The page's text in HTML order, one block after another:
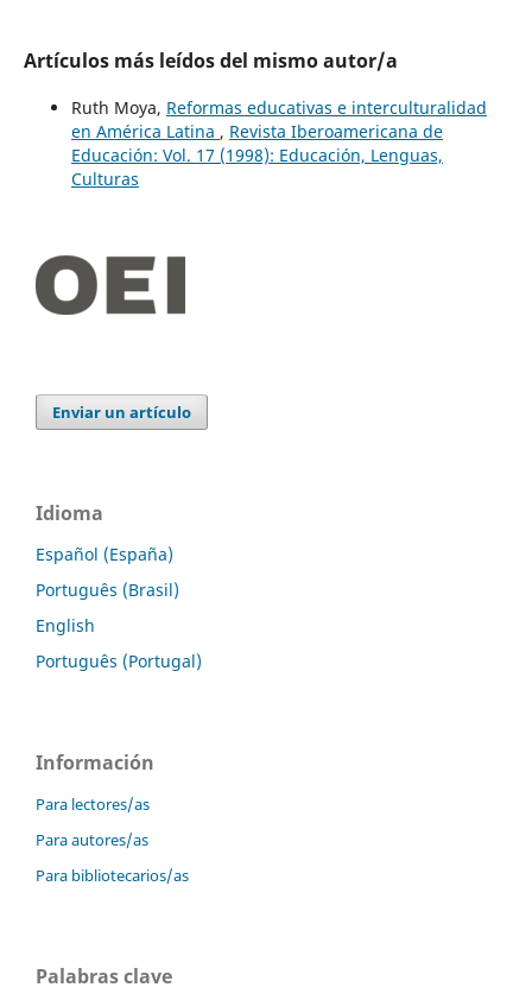
Artículos más leídos del mismo autor/a
Ruth Moya, Reformas educativas e interculturalidad
en América Latina , Revista Iberoamericana de
Educación: Vol. 17 (1998): Educación, Lenguas,
Culturas
Enviar un artículo
Idioma
Español (España)
Português (Brasil)
English
Português (Portugal)
Información
Para lectores/as
Para autores/as
Para bibliotecarios/as
Palabras clave